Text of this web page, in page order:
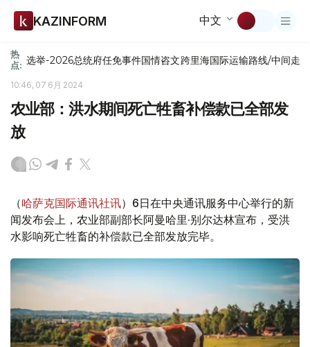
KAZINFORM 中文
热
点: 选举-2026总统府任免事件国情咨文跨里海国际运输路线/中间走廊
10:46, 07 6月 2024
农业部：洪水期间死亡牲畜补偿款已全部发
放
（哈萨克国际通讯社讯）6日在中央通讯服务中心举行的新
闻发布会上，农业部副部长阿曼哈里·别尔达林宣布，受洪
水影响死亡牲畜的补偿款已全部发放完毕。